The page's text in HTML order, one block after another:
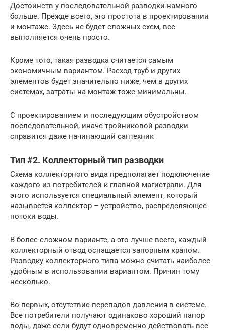
Достоинств у последовательной разводки намного
больше. Прежде всего, это простота в проектировании
и монтаже. Здесь не будет сложных схем, все
выполняется очень просто.
Кроме того, такая разводка считается самым
экономичным вариантом. Расход труб и других
элементов будет значительно ниже, чем в других
системах, затраты на монтаж тоже минимальны.
С проектированием и последующим обустройством
последовательной, иначе тройниковой разводки
справится даже начинающий сантехник
Тип #2. Коллекторный тип разводки
Схема коллекторного вида предполагает подключение
каждого из потребителей к главной магистрали. Для
этого используется специальный элемент, который
называется коллектор – устройство, распределяющее
потоки воды.
В более сложном варианте, а это лучше всего, каждый
коллекторный отвод оснащается запорным краном.
Разводку коллекторного типа можно считать наиболее
удобным в использовании вариантом. Причин тому
несколько.
Во-первых, отсутствие перепадов давления в системе.
Все потребители получают одинаково хороший напор
воды, даже если будут одновременно действовать все